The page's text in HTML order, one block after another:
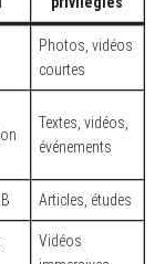
Photos, vidéos
courtes
Textes, vidéos,
événements
Articles, études
Vidéos